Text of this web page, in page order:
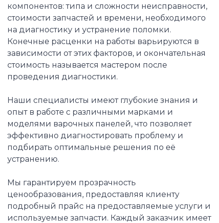
компонентов: типа и сложности неисправности,
стоимости запчастей и времени, необходимого
на диагностику и устранение поломки.
Конечные расценки на работы варьируются в
зависимости от этих факторов, и окончательная
стоимость называется мастером после
проведения диагностики.
Наши специалисты имеют глубокие знания и
опыт в работе с различными марками и
моделями варочных панелей, что позволяет
эффективно диагностировать проблему и
подбирать оптимальные решения по её
устранению.
Мы гарантируем прозрачность
ценообразования, предоставляя клиенту
подробный прайс на предоставляемые услуги и
используемые запчасти. Каждый заказчик имеет